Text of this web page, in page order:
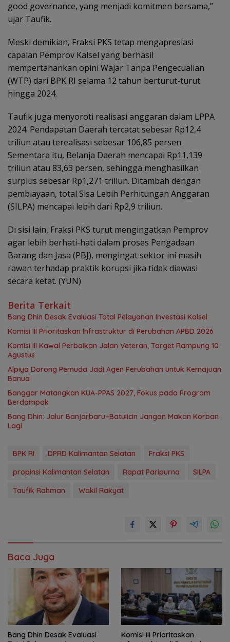
good governance, yang menjadi komitmen bersama,”
ujar Taufik.
Meski demikian, Fraksi PKS tetap mengapresiasi
capaian Pemprov Kalsel yang berhasil
mempertahankan opini Wajar Tanpa Pengecualian
(WTP) dari BPK RI selama 12 tahun berturut-turut
hingga 2024.
Taufik juga menyoroti realisasi anggaran dalam LPPA
2024. Pendapatan Daerah tercatat sebesar Rp12,4
triliun atau terealisasi sebesar 106,85 persen.
Sementara itu, Belanja Daerah mencapai Rp11,139
triliun atau 83,63 persen, sehingga menghasilkan
surplus sebesar Rp1,271 triliun. Ditambah dengan
pembiayaan, total Sisa Lebih Perhitungan Anggaran
(SILPA) mencapai lebih dari Rp2,9 triliun.
Di sisi lain, Fraksi PKS turut mengingatkan Pemprov
agar lebih berhati-hati dalam proses Pengadaan
Barang dan Jasa (PBJ), mengingat sektor ini masih
rawan terhadap praktik korupsi jika tidak diawasi
secara ketat. (YUN)
Berita Terkait
‎Bang Dhin Desak Evaluasi Total Pelayanan Investasi Kalsel
‎Komisi III Prioritaskan Infrastruktur di Perubahan APBD 2026
Komisi III Kawal Perbaikan Jalan Veteran, Target Rampung 10
Agustus
‎Alpiya Dorong Pemuda Jadi Agen Perubahan untuk Kemajuan
Banua ‎
‎Banggar Matangkan KUA-PPAS 2027, Fokus pada Program
Berdampak
Bang Dhin: Jalur Banjarbaru–Batulicin Jangan Makan Korban
Lagi
BPK RI DPRD Kalimantan Selatan
Fraksi PKS
propinsi Kalimantan Selatan
Rapat Paripurna
SILPA
Taufik Rahman
Wakil Rakyat
Baca Juga
‎Bang Dhin Desak Evaluasi
‎Komisi III Prioritaskan